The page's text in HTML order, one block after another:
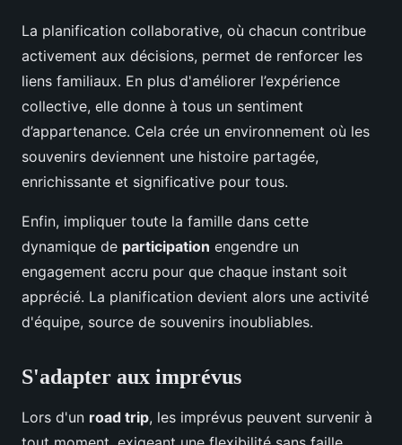
La planification collaborative, où chacun contribue
activement aux décisions, permet de renforcer les
liens familiaux. En plus d'améliorer l’expérience
collective, elle donne à tous un sentiment
d’appartenance. Cela crée un environnement où les
souvenirs deviennent une histoire partagée,
enrichissante et significative pour tous.
Enfin, impliquer toute la famille dans cette
dynamique de participation engendre un
engagement accru pour que chaque instant soit
apprécié. La planification devient alors une activité
d'équipe, source de souvenirs inoubliables.
S'adapter aux imprévus
Lors d'un road trip, les imprévus peuvent survenir à